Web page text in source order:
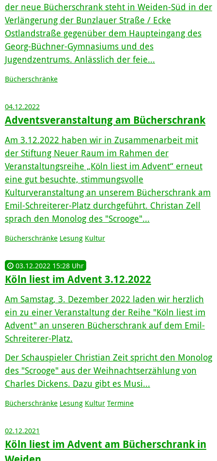
der neue Bücherschrank steht in Weiden-Süd in der
Verlängerung der Bunzlauer Straße / Ecke
Ostlandstraße gegenüber dem Haupteingang des
Georg-Büchner-Gymnasiums und des
Jugendzentrums. Anlässlich der feie...
Bücherschränke
04.12.2022
Adventsveranstaltung am Bücherschrank
Am 3.12.2022 haben wir in Zusammenarbeit mit
der Stiftung Neuer Raum im Rahmen der
Veranstaltungsreihe „Köln liest im Advent“ erneut
eine gut besuchte, stimmungsvolle
Kulturveranstaltung an unserem Bücherschrank am
Emil-Schreiterer-Platz durchgeführt. Christan Zell
sprach den Monolog des "Scrooge"...
Bücherschränke Lesung Kultur
03.12.2022 15:28 Uhr
Köln liest im Advent 3.12.2022
Am Samstag, 3. Dezember 2022 laden wir herzlich
ein zu einer Veranstaltung der Reihe "Köln liest im
Advent" an unseren Bücherschrank auf dem Emil-
Schreiterer-Platz.
Der Schauspieler Christian Zeit spricht den Monolog
des "Scrooge" aus der Weihnachtserzählung von
Charles Dickens. Dazu gibt es Musi...
Bücherschränke Lesung Kultur Termine
02.12.2021
Köln liest im Advent am Bücherschrank in